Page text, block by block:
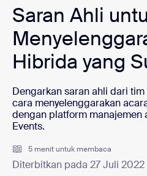
Saran Ahli
Hibrida yang
Dengarkan saran ahli dari
cara menyelenggarakan
dengan platform manajemen
Events.
5 menit untuk membaca
Diterbitkan pada 27 Juli 2022